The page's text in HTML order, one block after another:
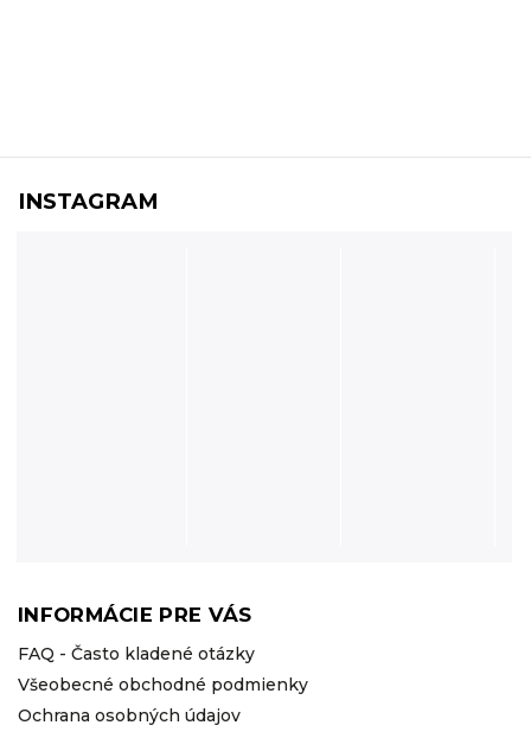
INFORMÁCIE PRE VÁS
FAQ - Často kladené otázky
Všeobecné obchodné podmienky
Ochrana osobných údajov
INSTAGRAM